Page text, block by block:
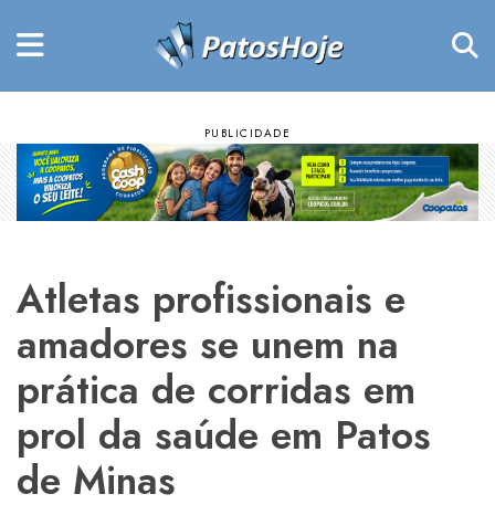
Atletas profissionais e
amadores se unem na
prática de corridas em
prol da saúde em Patos
de Minas